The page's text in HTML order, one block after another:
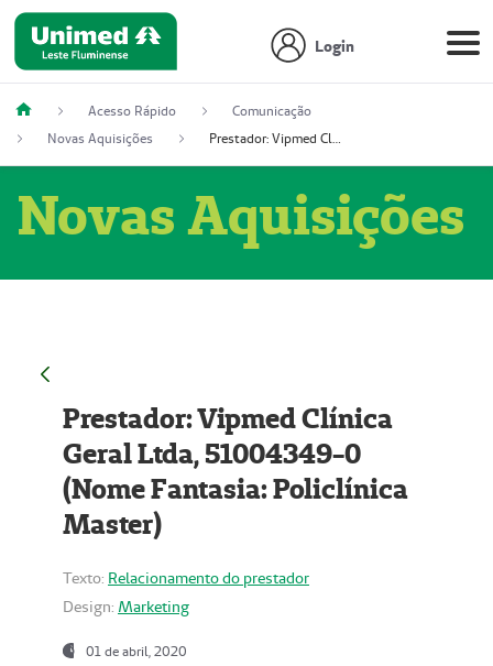
Login
Acesso Rápido
Comunicação
Novas Aquisições
Prestador: Vipmed Clínica Geral Ltda, 51004349-0 (Nome Fantasia: Policlínica Master)
Novas Aquisições
Prestador: Vipmed Clínica
Geral Ltda, 51004349-0
(Nome Fantasia: Policlínica
Master)
Texto: Relacionamento do prestador
Design: Marketing
01 de abril, 2020